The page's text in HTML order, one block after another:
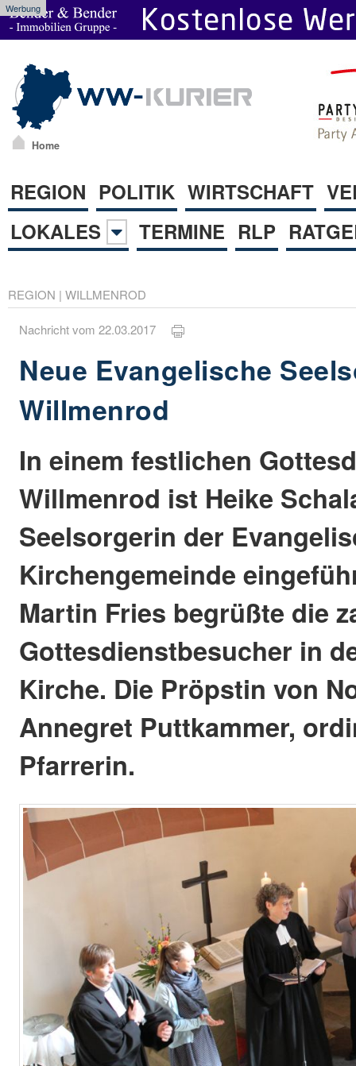
Werbung
Home
REGION POLITIK WIRTSCHAFT
LOKALES
TERMINE RLP
REGION | WILLMENROD
Nachricht vom 22.03.2017
Neue Evangelische
Willmenrod
In einem festlichen
Willmenrod ist Heike
Seelsorgerin der
Kirchengemeinde
Martin Fries begrüßte die
Gottesdienstbesucher in
Kirche. Die Pröpstin von
Annegret Puttkammer,
Pfarrerin.